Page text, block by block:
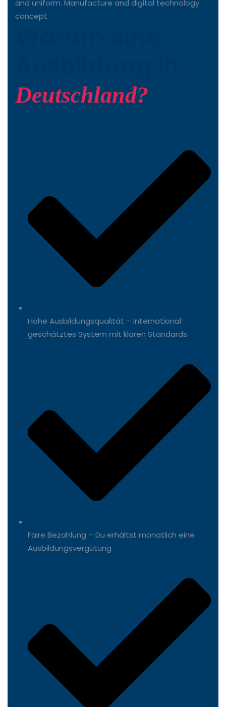
Deutschland?
Hohe Ausbildungsqualität – International
geschätztes System mit klaren Standards
Faire Bezahlung – Du erhältst monatlich eine
Ausbildungsvergütung